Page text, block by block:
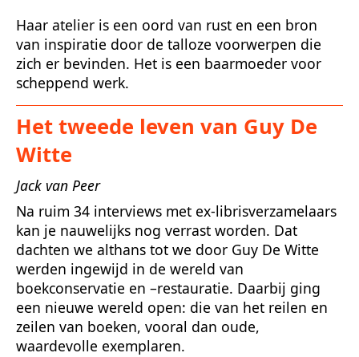
Haar atelier is een oord van rust en een bron
van inspiratie door de talloze voorwerpen die
zich er bevinden. Het is een baarmoeder voor
scheppend werk.
Het tweede leven van Guy De
Witte
Jack van Peer
Na ruim 34 interviews met ex-librisverzamelaars
kan je nauwelijks nog verrast worden. Dat
dachten we althans tot we door Guy De Witte
werden ingewijd in de wereld van
boekconservatie en –restauratie. Daarbij ging
een nieuwe wereld open: die van het reilen en
zeilen van boeken, vooral dan oude,
waardevolle exemplaren.